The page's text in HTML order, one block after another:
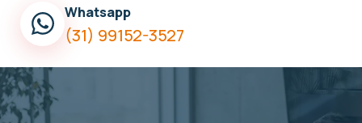
Whatsapp
(31) 99152-3527